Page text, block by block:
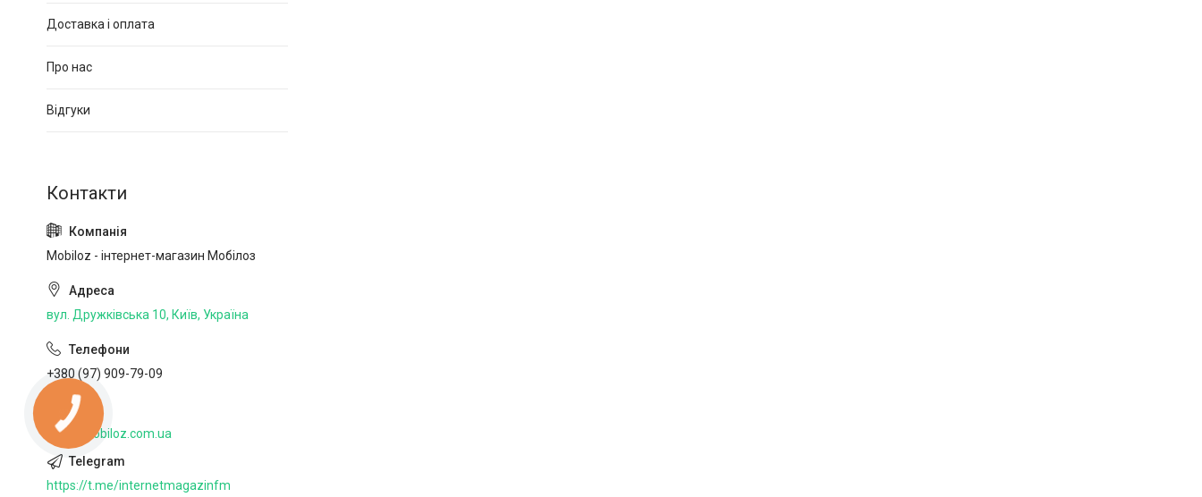
Доставка і оплата
Про нас
Відгуки
Mobiloz - інтернет-магазин Мобілоз
вул. Дружківська 10, Київ, Україна
+380 (97) 909-79-09
http://mobiloz.com.ua
https://t.me/internetmagazinfm